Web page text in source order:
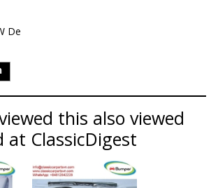
De
this also viewed
at ClassicDigest